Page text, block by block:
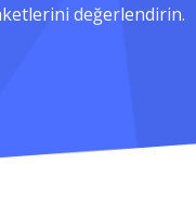
değerlendirin.